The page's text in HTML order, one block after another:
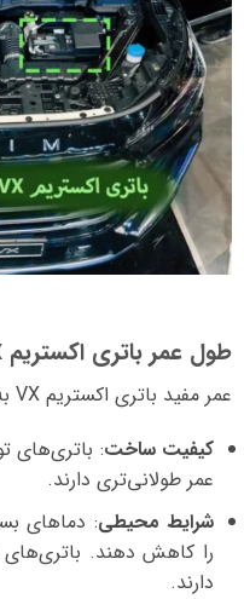
طول عمر باتری اکستریم VX
عمر مفید باتری اکستریم VX به عوامل مختلفی بستگی دارد:
کیفیت ساخت: باتری‌های
عمر طولانی‌تری دارند.
شرایط محیطی: دماهای
را کاهش دهند.
دارند.